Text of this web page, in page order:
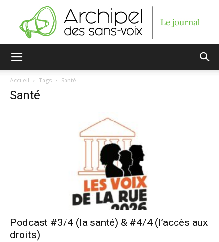
sans-
voix
Accueil Tags Santé
Santé
Podcast #3/4 (la santé) & #4/4 (l’accès aux
droits)